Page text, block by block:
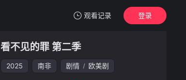
观看记录
我的观影记录
第1集
看不见的罪 第二季
登录
看不见的罪 第二季
2025 南非 剧情 / 欧美剧